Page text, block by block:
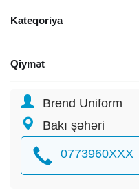
Kateqoriya
Qiymət
Brend Uniform
Bakı şəhəri
0773960XXX